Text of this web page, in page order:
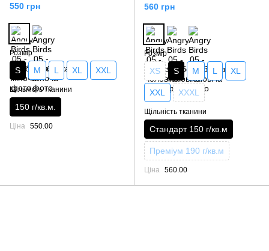
550 грн
Розмір
S M L XL XXL
Щільність тканини
150 г/кв.м.
Ціна 550.00
560 грн
Розмір
XS S M L XL
XXL XXXL
Щільність тканини
Стандарт 150 г/кв.м
Преміум 190 г/кв.м
Ціна 560.00